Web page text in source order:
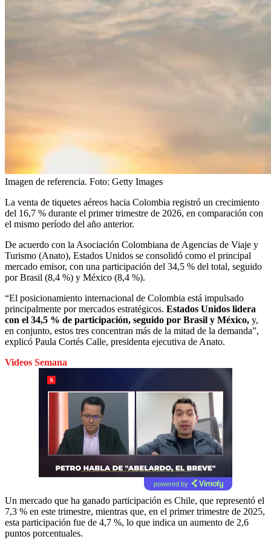
Imagen de referencia. Foto: Getty Images
La venta de tiquetes aéreos hacia Colombia registró un crecimiento
del 16,7 % durante el primer trimestre de 2026, en comparación con
el mismo período del año anterior.
De acuerdo con la Asociación Colombiana de Agencias de Viaje y
Turismo (Anato), Estados Unidos se consolidó como el principal
mercado emisor, con una participación del 34,5 % del total, seguido
por Brasil (8,4 %) y México (8,4 %).
“El posicionamiento internacional de Colombia está impulsado
principalmente por mercados estratégicos. Estados Unidos lidera
con el 34,5 % de participación, seguido por Brasil y México, y,
en conjunto, estos tres concentran más de la mitad de la demanda”,
explicó Paula Cortés Calle, presidenta ejecutiva de Anato.
Videos Semana
powered by
Un mercado que ha ganado participación es Chile, que representó el
7,3 % en este trimestre, mientras que, en el primer trimestre de 2025,
esta participación fue de 4,7 %, lo que indica un aumento de 2,6
puntos porcentuales.